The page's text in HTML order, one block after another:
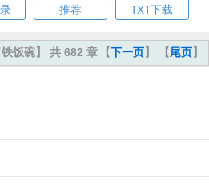
推荐 TXT下载
【下一页】 【尾页】
铁饭碗】 共 682 章